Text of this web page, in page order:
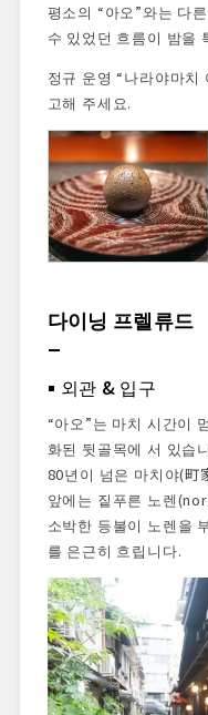
평소의 “아오”와는 다
수 있었던 흐름이 밤을
정규 운영 “나라야마
고해 주세요.
다이닝 프렐류드
외관 & 입구
“아오”는 마치 시간이
화된 뒷골목에 서 있습
80년이 넘은 마치야(町
앞에는 짙푸른 노렌
소박한 등불이 노렌을
를 은근히 흐립니다.